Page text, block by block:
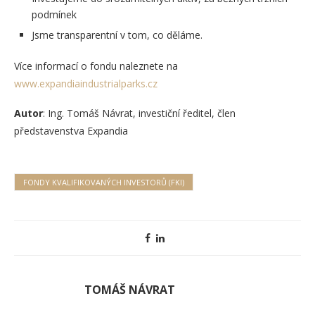
podmínek
Jsme transparentní v tom, co děláme.
Více informací o fondu naleznete na
www.expandiaindustrialparks.cz
Autor: Ing. Tomáš Návrat, investiční ředitel, člen
představenstva Expandia
FONDY KVALIFIKOVANÝCH INVESTORŮ (FKI)
TOMÁŠ NÁVRAT